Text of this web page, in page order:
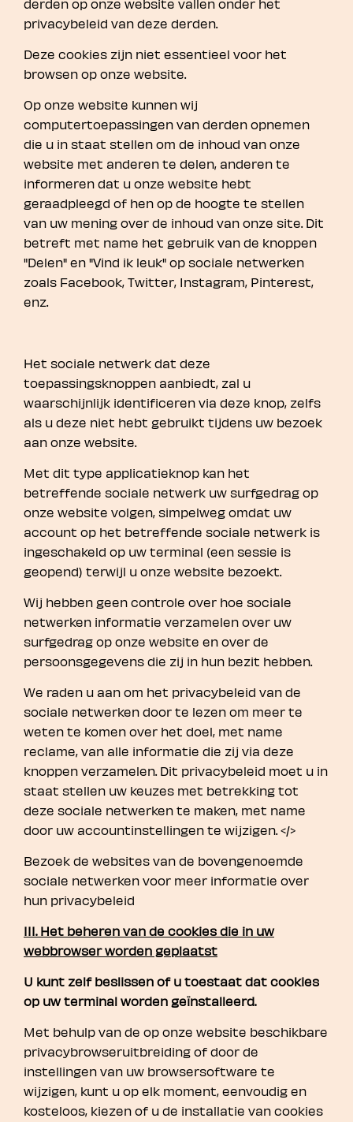
derden op onze website vallen onder het
privacybeleid van deze derden.
Deze cookies zijn niet essentieel voor het
browsen op onze website.
Op onze website kunnen wij
computertoepassingen van derden opnemen
die u in staat stellen om de inhoud van onze
website met anderen te delen, anderen te
informeren dat u onze website hebt
geraadpleegd of hen op de hoogte te stellen
van uw mening over de inhoud van onze site. Dit
betreft met name het gebruik van de knoppen
"Delen" en "Vind ik leuk" op sociale netwerken
zoals Facebook, Twitter, Instagram, Pinterest,
enz.
Het sociale netwerk dat deze
toepassingsknoppen aanbiedt, zal u
waarschijnlijk identificeren via deze knop, zelfs
als u deze niet hebt gebruikt tijdens uw bezoek
aan onze website.
Met dit type applicatieknop kan het
betreffende sociale netwerk uw surfgedrag op
onze website volgen, simpelweg omdat uw
account op het betreffende sociale netwerk is
ingeschakeld op uw terminal (een sessie is
geopend) terwijl u onze website bezoekt.
Wij hebben geen controle over hoe sociale
netwerken informatie verzamelen over uw
surfgedrag op onze website en over de
persoonsgegevens die zij in hun bezit hebben.
We raden u aan om het privacybeleid van de
sociale netwerken door te lezen om meer te
weten te komen over het doel, met name
reclame, van alle informatie die zij via deze
knoppen verzamelen. Dit privacybeleid moet u in
staat stellen uw keuzes met betrekking tot
deze sociale netwerken te maken, met name
door uw accountinstellingen te wijzigen. </>
Bezoek de websites van de bovengenoemde
sociale netwerken voor meer informatie over
hun privacybeleid
III. Het beheren van de cookies die in uw
webbrowser worden geplaatst
U kunt zelf beslissen of u toestaat dat cookies
op uw terminal worden geïnstalleerd.
Met behulp van de op onze website beschikbare
privacybrowseruitbreiding of door de
instellingen van uw browsersoftware te
wijzigen, kunt u op elk moment, eenvoudig en
kosteloos, kiezen of u de installatie van cookies